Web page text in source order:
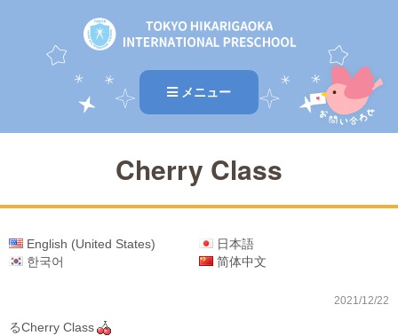
メニュー
Cherry Class
English (United States)
日本語
한국어
简体中文
2021/12/22
るCherry Class